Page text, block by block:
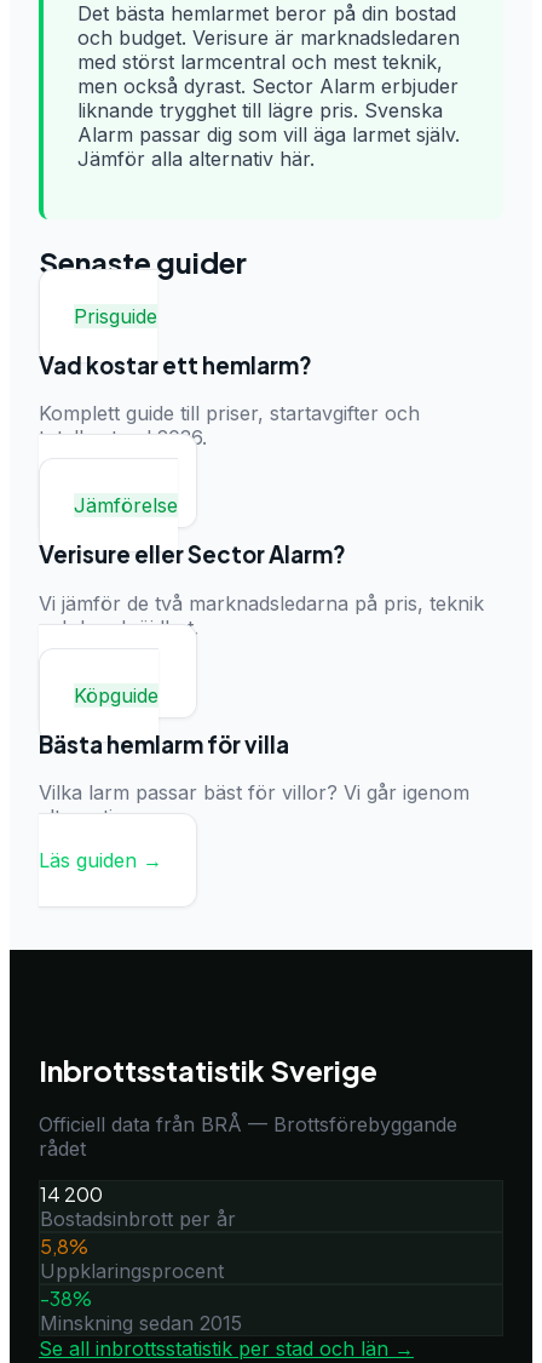
Det bästa hemlarmet beror på din bostad
och budget. Verisure är marknadsledaren
med störst larmcentral och mest teknik,
men också dyrast. Sector Alarm erbjuder
liknande trygghet till lägre pris. Svenska
Alarm passar dig som vill äga larmet själv.
Jämför alla alternativ här.
Senaste guider
Prisguide
Vad kostar ett hemlarm?
Komplett guide till priser, startavgifter och
totalkostnad 2026.
Jämförelse
Verisure eller Sector Alarm?
Vi jämför de två marknadsledarna på pris, teknik
och kundnöjdhet.
Köpguide
Bästa hemlarm för villa
Vilka larm passar bäst för villor? Vi går igenom
alternativen.
Läs guiden →
Inbrottsstatistik Sverige
Officiell data från BRÅ — Brottsförebyggande
rådet
14 200
Bostadsinbrott per år
5,8%
Uppklaringsprocent
-38%
Minskning sedan 2015
Se all inbrottsstatistik per stad och län →